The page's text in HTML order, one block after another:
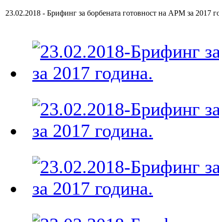
23.02.2018 - Брифинг за борбената готовност на АРМ за 2017